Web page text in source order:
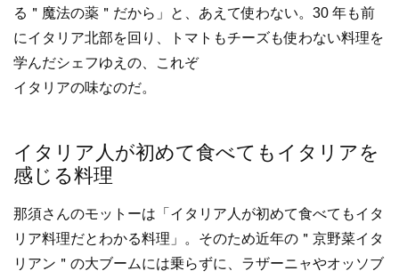
る＂魔法の薬＂だから」と、あえて使わない。30 年も前
にイタリア北部を回り、トマトもチーズも使わない料理を
学んだシェフゆえの、これぞ
イタリアの味なのだ。
イタリア人が初めて食べてもイタリアを
感じる料理
那須さんのモットーは「イタリア人が初めて食べてもイタ
リア料理だとわかる料理」。そのため近年の＂京野菜イタ
リアン＂の大ブームには乗らずに、ラザーニャやオッソブ